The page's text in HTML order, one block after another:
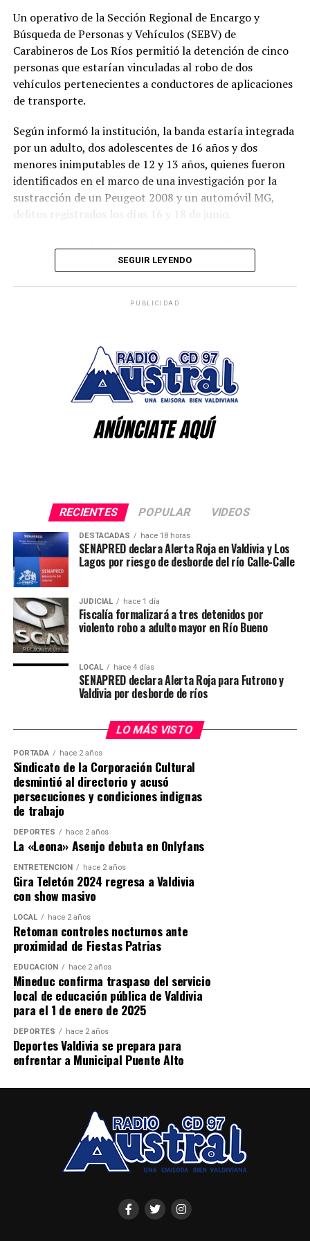
fuertes lluvias.
Asimismo, recomendó evitar descargas innecesarias de
agua hacia la red sanitaria mientras se mantenga el
sistema frontal, con el objetivo de reducir la carga sobre
la infraestructura.
Aguas Décima informó que mantendrá un monitoreo
permanente de sus sistemas durante el evento
meteorológico y recordó que, ante emergencias o
consultas, la comunidad puede comunicarse al 600 401
8000, canal oficial de atención disponible durante la
contingencia.
Un operativo de la Sección Regional de Encargo y
Búsqueda de Personas y Vehículos (SEBV) de
Carabineros de Los Ríos permitió la detención de cinco
personas que estarían vinculadas al robo de dos
vehículos pertenecientes a conductores de aplicaciones
de transporte.
Según informó la institución, la banda estaría integrada
por un adulto, dos adolescentes de 16 años y dos
menores inimputables de 12 y 13 años, quienes fueron
identificados en el marco de una investigación por la
sustracción de un Peugeot 2008 y un automóvil MG,
delitos registrados los días 16 y 18 de junio.
allanamientos en seis viviendas, donde incautó diversos
Asimismo, durante el procedimiento se decomisaron
996 gramos de cannabis.
Desde Carabineros señalaron que el operativo es
resultado del trabajo investigativo desarrollado por la
SEBV Los Ríos y de la coordinación entre distintas
Post Views: 25
SEGUIR LEYENDO
PUBLICIDAD
RECIENTES POPULAR VIDEOS
DESTACADAS hace 18 horas
SENAPRED declara Alerta Roja en Valdivia y Los
Lagos por riesgo de desborde del río Calle-Calle
JUDICIAL hace 1 día
Fiscalía formalizará a tres detenidos por
violento robo a adulto mayor en Río Bueno
LOCAL hace 4 días
SENAPRED declara Alerta Roja para Futrono y
Valdivia por desborde de ríos
LO MÁS VISTO
PORTADA hace 2 años
Sindicato de la Corporación Cultural
desmintió al directorio y acusó
persecuciones y condiciones indignas
de trabajo
DEPORTES hace 2 años
La «Leona» Asenjo debuta en Onlyfans
ENTRETENCIÓN hace 2 años
Gira Teletón 2024 regresa a Valdivia
con show masivo
LOCAL hace 2 años
Retoman controles nocturnos ante
proximidad de Fiestas Patrias
EDUCACIÓN hace 2 años
Mineduc confirma traspaso del servicio
local de educación pública de Valdivia
para el 1 de enero de 2025
DEPORTES hace 2 años
Deportes Valdivia se prepara para
enfrentar a Municipal Puente Alto